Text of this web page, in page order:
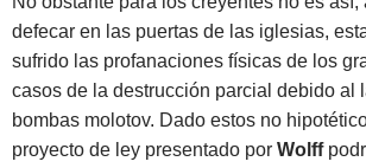
defecar en las puertas de las iglesias,
sufrido las profanaciones físicas de los
casos de la destrucción parcial debido al
bombas molotov. Dado estos no
proyecto de ley presentado por Wolff